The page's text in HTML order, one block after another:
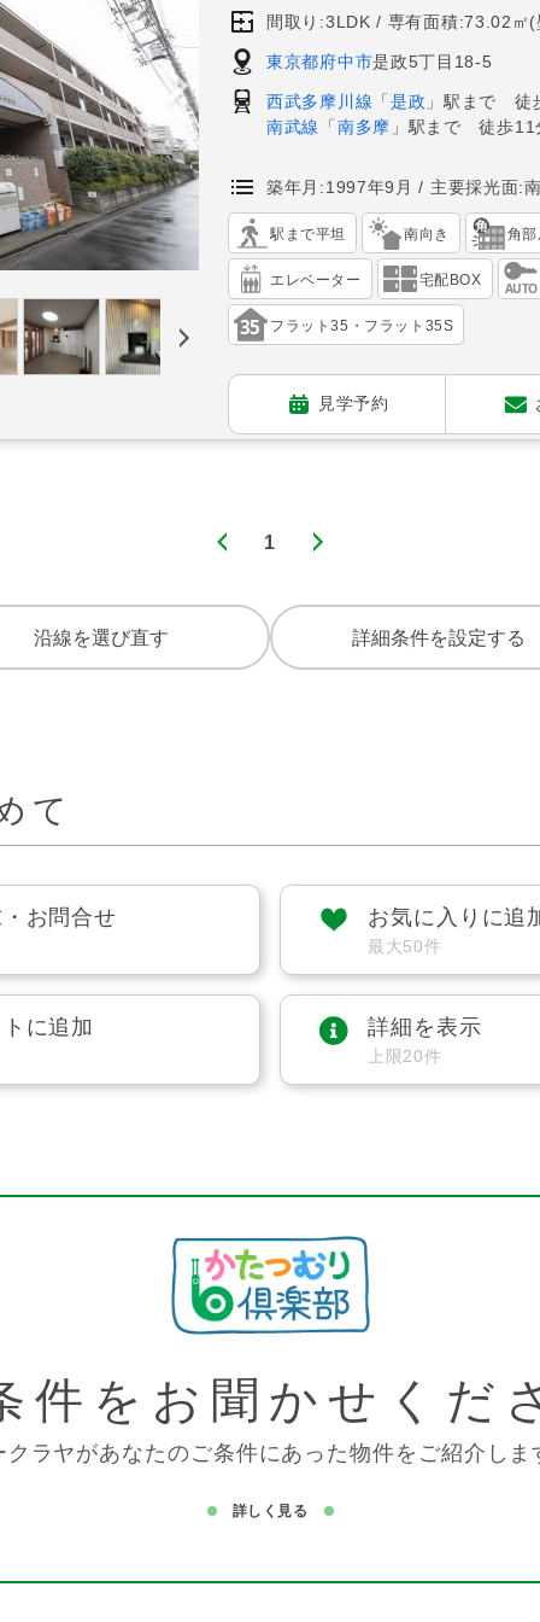
間取り:3LDK 専有面積:73.02㎡(
東京都府中市是政5丁目18-5
西武多摩川線 「 是政 」駅まで 徒
南武線
「 南多摩 」駅まで 徒歩11
築年月:1997年9月 主要採光面:
駅まで平坦 南向き 角
エレベーター 宅配BOX
フラット35・フラット35S
見学予約
1
沿線を選び直す 詳細条件を設定する
て
お問合せ お気に入りに追
最大50件
に追加 詳細を表示
上限20件
件を お聞かせくだ
クラヤがあなたのご条件にあった物件をご紹介しま
詳しく見る